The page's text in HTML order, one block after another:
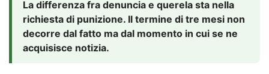
La differenza fra denuncia e querela sta nella
richiesta di punizione. Il termine di tre mesi non
decorre dal fatto ma dal momento in cui se ne
acquisisce notizia.